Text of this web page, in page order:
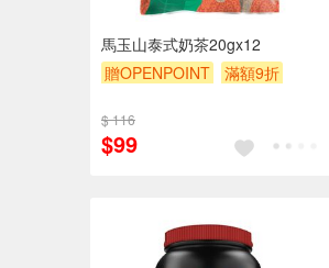
馬玉山泰式奶茶20gx12
贈OPENPOINT
滿額9折
$ 116
$99